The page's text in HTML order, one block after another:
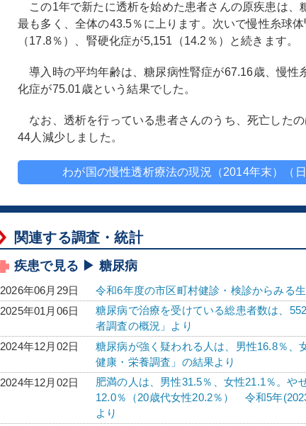
この1年で新たに透析を始めた患者さんの原疾患は、
最も多く、全体の43.5％に上ります。次いで慢性糸球体
（17.8％）、腎硬化症が5,151（14.2％）と続きます。
導入時の平均年齢は、糖尿病性腎症が67.16歳、慢性
化症が75.01歳という結果でした。
なお、透析を行っている患者さんのうち、死亡したの
44人減少しました。
わが国の慢性透析療法の現況（2014年末）（
関連する調査・統計
疾患で見る ▶ 糖尿病
2026年06月29日
令和6年度の市区町村健診・検診からみる
2025年01月06日
糖尿病で治療を受けている総患者数は、
者調査の概況」より
2024年12月02日
糖尿病が強く疑われる人は、男性16.8％
健康・栄養調査」の結果より
2024年12月02日
肥満の人は、男性31.5％、女性21.1％。や
12.0％（20歳代女性20.2％） 令和5年
より